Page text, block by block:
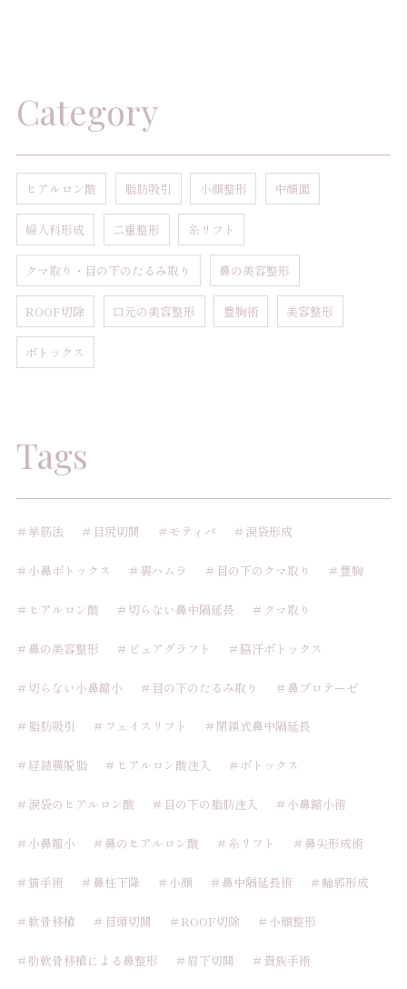
Category
ヒアルロン酸 脂肪吸引 小顔整形 中顔面
婦人科形成 二重整形 糸リフト
クマ取り・目の下のたるみ取り 鼻の美容整形
ROOF切除 口元の美容整形 豊胸術 美容整形
ボトックス
Tags
＃挙筋法 ＃目尻切開 ＃モティバ ＃涙袋形成
＃小鼻ボトックス ＃裏ハムラ ＃目の下のクマ取り ＃豊胸
＃ヒアルロン酸 ＃切らない鼻中隔延長 ＃クマ取り
＃鼻の美容整形 ＃ピュアグラフト ＃脇汗ボトックス
＃切らない小鼻縮小 ＃目の下のたるみ取り ＃鼻プロテーゼ
＃脂肪吸引 ＃フェイスリフト ＃閉鎖式鼻中隔延長
＃経結膜脱脂 ＃ヒアルロン酸注入 ＃ボトックス
＃涙袋のヒアルロン酸 ＃目の下の脂肪注入 ＃小鼻縮小術
＃小鼻縮小 ＃鼻のヒアルロン酸 ＃糸リフト ＃鼻尖形成術
＃猫手術 ＃鼻柱下降 ＃小顔 ＃鼻中隔延長術 ＃輪郭形成
＃軟骨移植 ＃目頭切開 ＃ROOF切除 ＃小顔整形
＃肋軟骨移植による鼻整形 ＃眉下切開 ＃貴族手術